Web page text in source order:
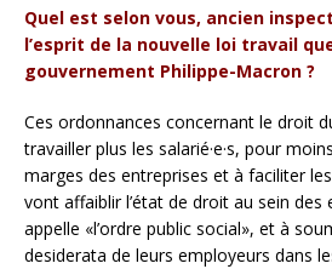
Quel est selon vous, ancien
l’esprit de la nouvelle loi travail
gouvernement Philippe-Macron ?
Ces ordonnances concernant le droit
travailler plus les salarié·e·s, pour
marges des entreprises et à faciliter
vont affaiblir l’état de droit au sein des
appelle «l’ordre public social», et à
desiderata de leurs employeurs dans